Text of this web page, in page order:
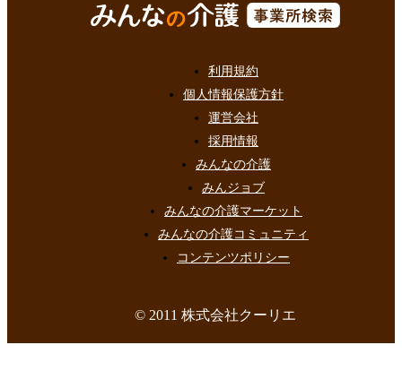
利用規約
個人情報保護方針
運営会社
採用情報
みんなの介護
みんジョブ
みんなの介護マーケット
みんなの介護コミュニティ
コンテンツポリシー
© 2011 株式会社クーリエ